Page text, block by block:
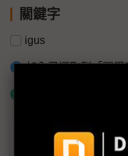
關鍵字
igus
加入已選取到「關鍵
議題精選－2017